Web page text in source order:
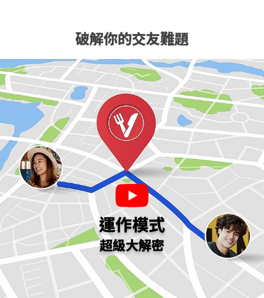
破解你的交友難題
運作模式
超級大解密